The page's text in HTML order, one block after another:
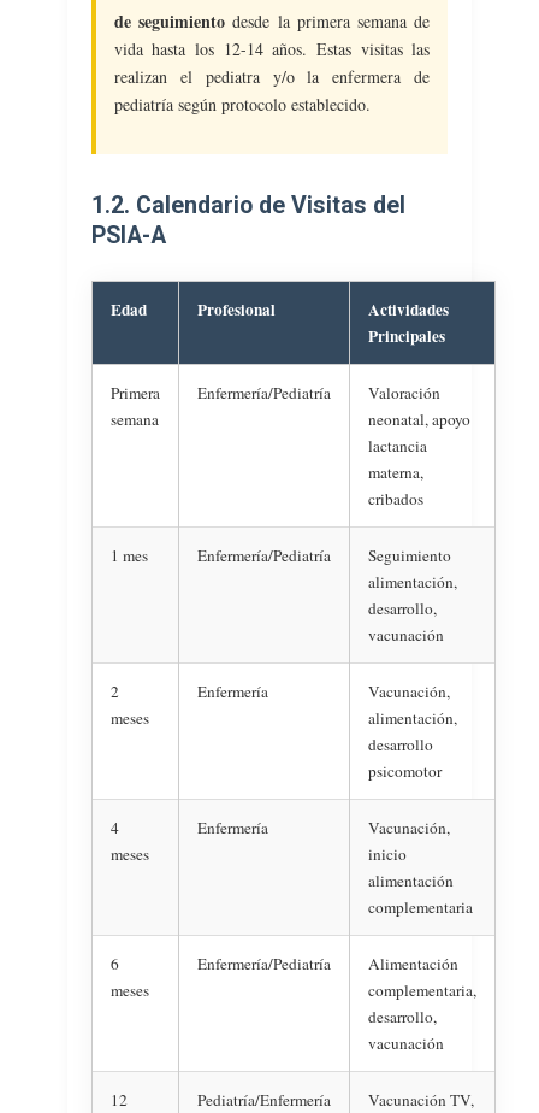
de seguimientodesde la primera semana de
vida hasta los 12-14 años. Estas visitas las
realizan el pediatra y/o la enfermera de
pediatría según protocolo establecido.
1.2. Calendario de Visitas del
PSIA-A
Edad Profesional
Actividades
Principales
Primera
semana
Enfermería/Pediatría
Valoración
neonatal, apoyo
lactancia
materna,
cribados
1 mes Enfermería/Pediatría
Seguimiento
alimentación,
desarrollo,
vacunación
2
meses
Enfermería
Vacunación,
alimentación,
desarrollo
psicomotor
4
meses
Enfermería
Vacunación,
inicio
alimentación
complementaria
6
meses
Enfermería/Pediatría
Alimentación
complementaria,
desarrollo,
vacunación
12
Pediatría/Enfermería
Vacunación TV,